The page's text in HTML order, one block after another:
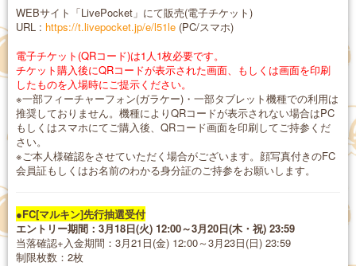
WEBサイト「LivePocket」にて販売(電子チケット)
URL : https://t.livepocket.jp/e/l51le (PC/スマホ)
電子チケット(QRコード)は1人1枚必要です。
チケット購入後にQRコードが表示された画面、もしくは画面を印刷
したものを入場時にご提示ください。
※一部フィーチャーフォン(ガラケー)・一部タブレット機種での利用は
推奨しておりません。機種によりQRコードが表示されない場合はPC
もしくはスマホにてご購入後、QRコード画面を印刷してご持参くだ
さい。
※ご本人様確認をさせていただく場合がございます。顔写真付きのFC
会員証もしくはお名前のわかる身分証のご持参をお願いします。
●FC[マルキン]先行抽選受付
エントリー期間：3月18日(火) 12:00～3月20日(木・祝) 23:59
当落確認+入金期間：3月21日(金) 12:00～3月23日(日) 23:59
制限枚数：2枚